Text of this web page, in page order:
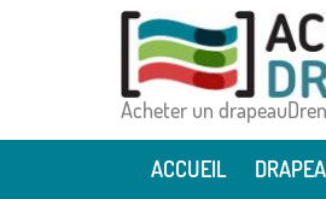
Acheter un
ACCUEIL